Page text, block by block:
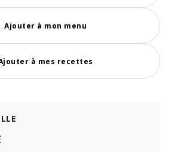
Ajouter à mon menu
à mes recettes